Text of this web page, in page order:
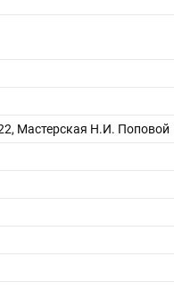
Мастерская Н.И. Поповой